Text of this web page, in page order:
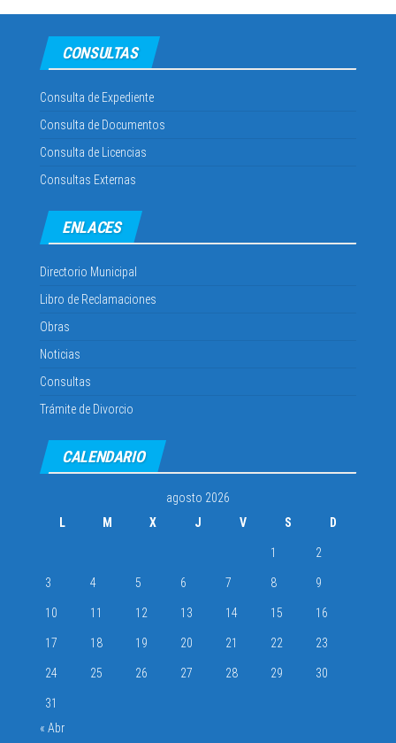
CONSULTAS
Consulta de Expediente
Consulta de Documentos
Consulta de Licencias
Consultas Externas
ENLACES
Directorio Municipal
Libro de Reclamaciones
Obras
Noticias
Consultas
Trámite de Divorcio
CALENDARIO
agosto 2026
L
M X J V S D
1 2
3 4 5 6 7 8 9
10 11 12 13 14 15 16
17 18 19 20 21 22 23
24 25 26 27 28 29 30
31
« Abr